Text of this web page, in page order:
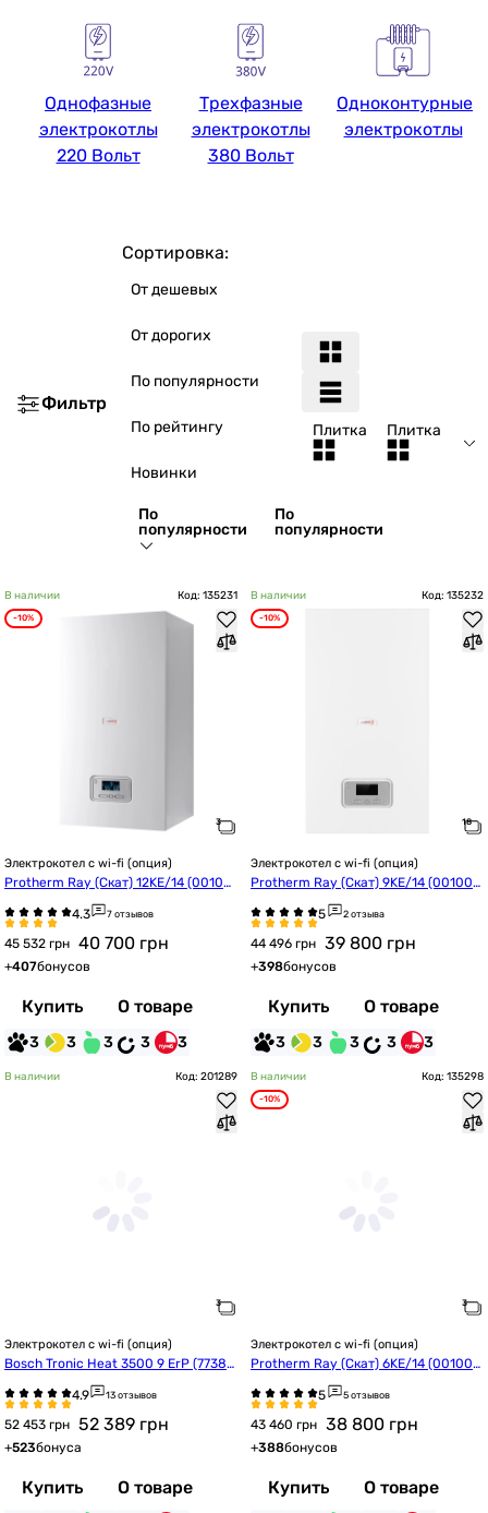
Однофазные
электрокотлы
220 Вольт
Трехфазные
электрокотлы
380 Вольт
Одноконтурные
электрокотлы
Фильтр
Сортировка:
От дешевых
От дорогих
По популярности
По рейтингу
Новинки
По
популярности
По
популярности
Плитка Плитка
В наличии Код: 135231
-10%
Электрокотел с wi-fi (опция)
Protherm Ray (Скат) 12KE/14 (00100
7 отзывов
45 532 грн 40 700 грн
+407бонусов
Купить О товаре
3 3 3 3 3
В наличии Код: 135232
-10%
Электрокотел с wi-fi (опция)
Protherm Ray (Скат) 9KE/14 (001002
2 отзыва
44 496 грн 39 800 грн
+398бонусов
Купить О товаре
3 3 3 3 3
В наличии Код: 201289
Электрокотел с wi-fi (опция)
Bosch Tronic Heat 3500 9 ErP (77385
13 отзывов
52 453 грн 52 389 грн
+523бонуса
Купить О товаре
В наличии Код: 135298
-10%
Электрокотел с wi-fi (опция)
Protherm Ray (Скат) 6KE/14 (001002
5 отзывов
43 460 грн 38 800 грн
+388бонусов
Купить О товаре